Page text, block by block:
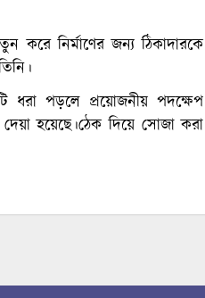
নির্মাণের জন্য ঠিকাদারকে
ধরা পড়লে প্রয়োজনীয় পদক্ষেপ
হয়েছে।ঠেক দিয়ে সোজা করা